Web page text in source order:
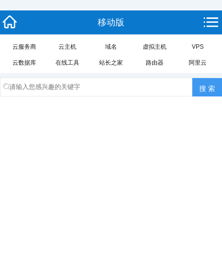
移动版
云服务商 云主机 域名 虚拟主机 VPS
云数据库 在线工具 站长之家 路由器 阿里云